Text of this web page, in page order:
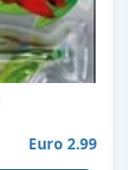
Euro 2.99